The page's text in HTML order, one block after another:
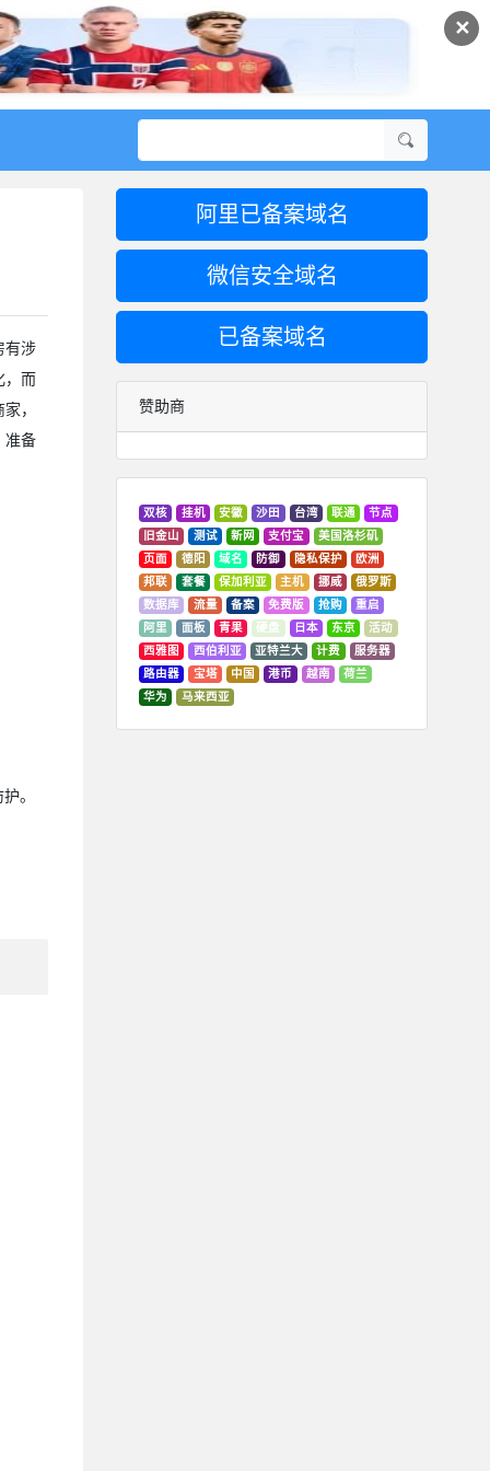
✕
有涉
，而
，
准备
。
阿里已备案域名
微信安全域名
已备案域名
赞助商
双核 挂机 安徽 沙田 台湾 联通
节点
旧金山
测试 新网 支付宝
美国洛杉矶
页面
德阳 域名 防御 隐私保护
欧洲
邦联
套餐 保加利亚 主机 挪威
俄罗斯
数据库
流量 备案 免费版 抢购
重启
阿里
面板 青果 硬盘 日本 东京
活动
西雅图
西伯利亚 亚特兰大 计费
服务器
路由器
宝塔 中国 港币 越南
荷兰
华为
马来西亚